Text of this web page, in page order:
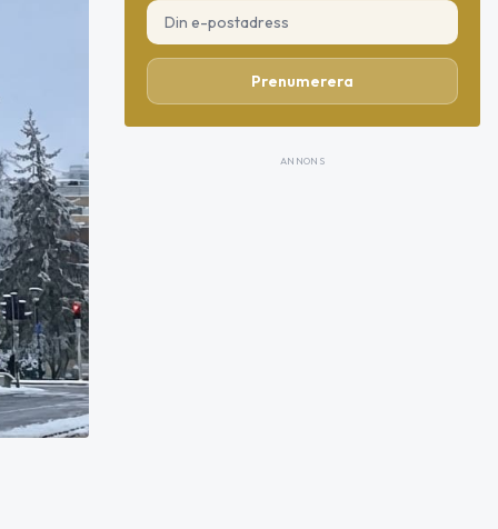
Prenumerera
ANNONS